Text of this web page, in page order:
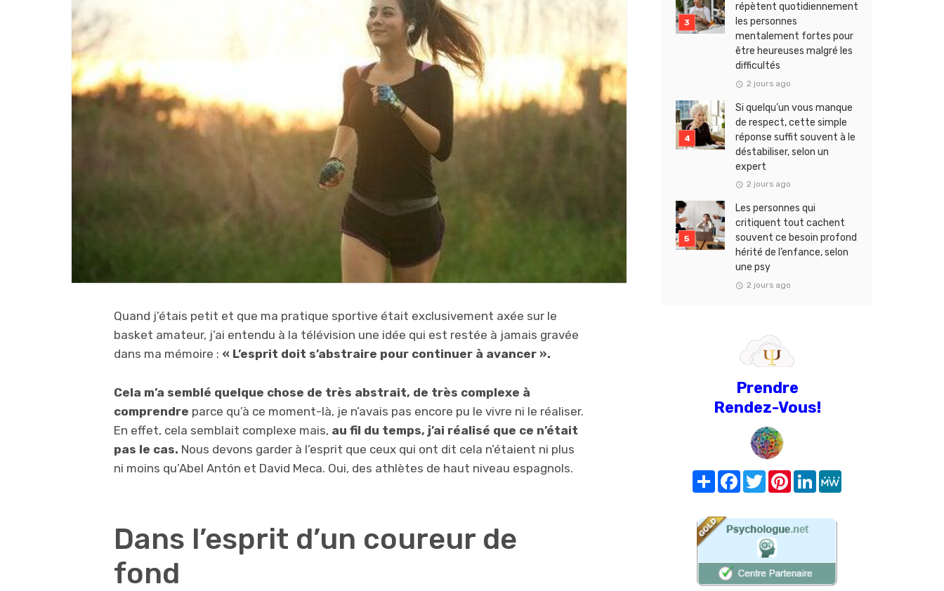
Quand j’étais petit et que ma pratique sportive était exclusivement axée sur le
basket amateur, j’ai entendu à la télévision une idée qui est restée à jamais gravée
dans ma mémoire : « L’esprit doit s’abstraire pour continuer à avancer ».
Cela m’a semblé quelque chose de très abstrait, de très complexe à
comprendre parce qu’à ce moment-là, je n’avais pas encore pu le vivre ni le réaliser.
En effet, cela semblait complexe mais, au fil du temps, j’ai réalisé que ce n’était
pas le cas. Nous devons garder à l’esprit que ceux qui ont dit cela n’étaient ni plus
ni moins qu’Abel Antón et David Meca. Oui, des athlètes de haut niveau espagnols.
Dans l’esprit d’un coureur de
fond
répètent quotidiennement
les personnes
mentalement fortes pour
être heureuses malgré les
difficultés
2 jours ago
Si quelqu’un vous manque
de respect, cette simple
réponse suffit souvent à le
déstabiliser, selon un
expert
2 jours ago
Les personnes qui
critiquent tout cachent
souvent ce besoin profond
hérité de l’enfance, selon
une psy
2 jours ago
Prendre
Rendez-Vous!
Share FacebookTwitterPinterest
LinkedIn